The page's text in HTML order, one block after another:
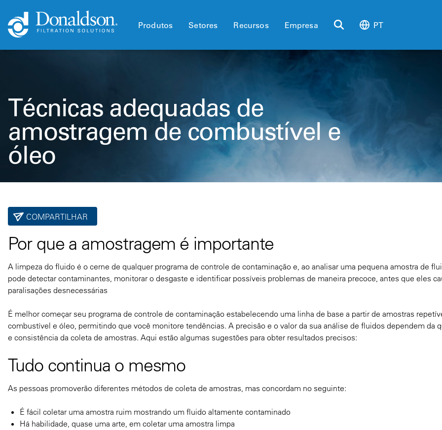
Produtos Setores Recursos Empresa PT
Técnicas adequadas de
amostragem de combustível e
óleo
COMPARTILHAR
Por que a amostragem é importante
A limpeza do fluido é o cerne de qualquer programa de controle de contaminação e, ao analisar uma pequena amostra de
pode detectar contaminantes, monitorar o desgaste e identificar possíveis problemas de maneira precoce, antes que eles
paralisações desnecessárias
É melhor começar seu programa de controle de contaminação estabelecendo uma linha de base a partir de amostras
combustível e óleo, permitindo que você monitore tendências. A precisão e o valor da sua análise de fluidos dependem da
e consistência da coleta de amostras. Aqui estão algumas sugestões para obter resultados precisos:
Tudo continua o mesmo
As pessoas promoverão diferentes métodos de coleta de amostras, mas concordam no seguinte:
É fácil coletar uma amostra ruim mostrando um fluido altamente contaminado
Há habilidade, quase uma arte, em coletar uma amostra limpa